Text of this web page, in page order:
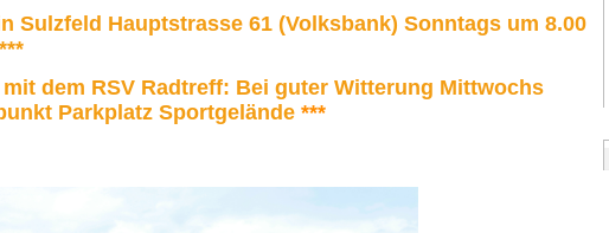
Sulzfeld Hauptstrasse 61 (Volksbank) Sonntags um 8.00
dem RSV Radtreff: Bei guter Witterung Mittwochs
Parkplatz Sportgelände ***